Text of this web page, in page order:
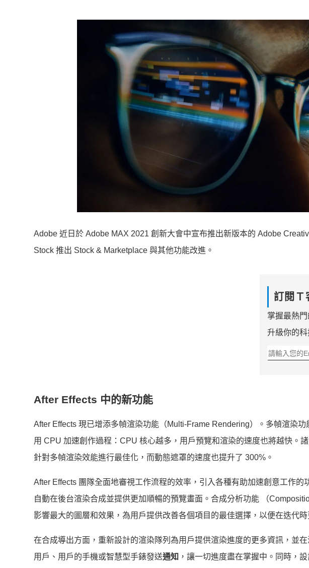
Adobe 近日於 Adobe MAX 2021 創新大會中宣布推出新版本的 Adobe
Stock 推出 Stock & Marketplace 與其他功能改進。
訂閱Ｔ
掌握最熱
升級你的科
After Effects 中的新功能
After Effects 現已增添多幀渲染功能（Multi-Frame Rendering）。多幀渲染
用 CPU 加速創作過程：CPU 核心越多，用戶預覽和渲染的速度也將越快。
針對多幀渲染效能進行最佳化，而動態遮罩的速度也提升了 300%。
After Effects 團隊全面地審視工作流程的效率，引入各種有助加速創意工作
自動在後台渲染合成並提供更加順暢的預覽畫面。合成分析功能 （
影響最大的圖層和效果，為用戶提供改善各個項目的最佳選擇，以便在迭代時
在合成導出方面，重新設計的渲染隊列為用戶提供渲染進度的更多資訊，並
用戶、用戶的手機或智慧型手錶發送通知 ，讓一切進度盡在掌握中。同時，